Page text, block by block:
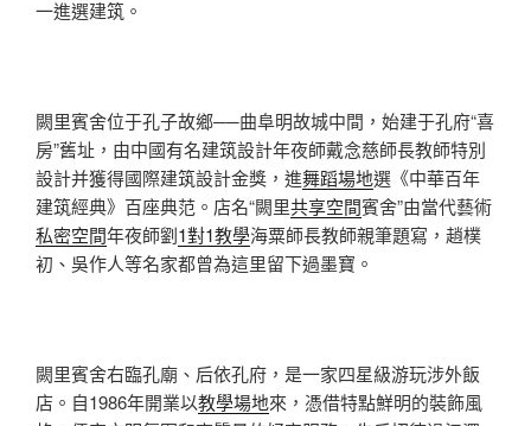
一進選建筑。
闕里賓舍位于孔子故鄉──曲阜明故城中間，始建于孔府“喜
房”舊址，由中國有名建筑設計年夜師戴念慈師長教師特別
設計并獲得國際建筑設計金獎，進舞蹈場地選《中華百年
建筑經典》百座典范。店名“闕里共享空間賓舍”由當代藝術
私密空間年夜師劉1對1教學海粟師長教師親筆題寫，趙樸
初、吳作人等名家都曾為這里留下過墨寶。
闕里賓舍右臨孔廟、后依孔府，是一家四星級游玩涉外飯
店。自1986年開業以教學場地來，憑借特點鮮明的裝飾風